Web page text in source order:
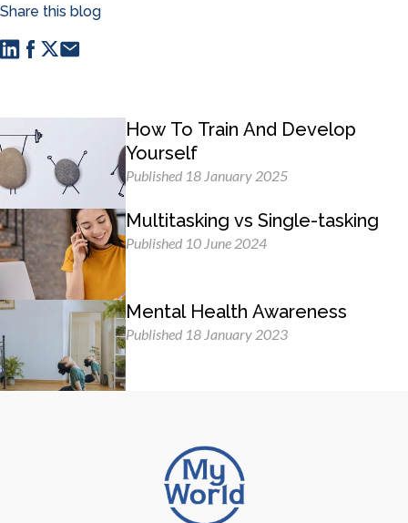
Share this blog
How To Train And Develop
Yourself
Published 18 January 2025
Multitasking vs Single-tasking
Published 10 June 2024
Mental Health Awareness
Published 18 January 2023